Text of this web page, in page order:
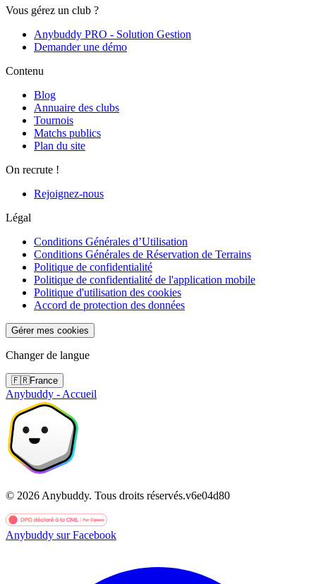
Vous gérez un club ?
Anybuddy PRO - Solution Gestion
Demander une démo
Contenu
Blog
Annuaire des clubs
Tournois
Matchs publics
Plan du site
On recrute !
Rejoignez-nous
Légal
Conditions Générales d’Utilisation
Conditions Générales de Réservation de Terrains
Politique de confidentialité
Politique de confidentialité de l'application mobile
Politique d'utilisation des cookies
Accord de protection des données
Gérer mes cookies
Changer de langue
🇫🇷France
Anybuddy - Accueil
© 2026 Anybuddy. Tous droits réservés.v6e04d80
Anybuddy sur Facebook